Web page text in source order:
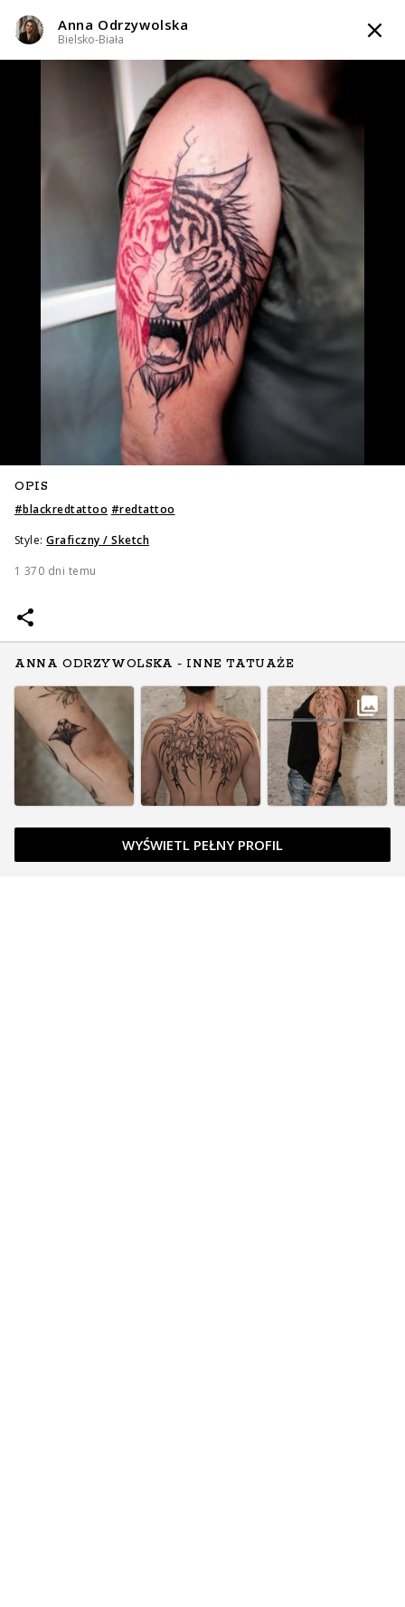
TATTOOARTIST
Anna Odrzywolska
Bielsko-Biała
Dotwork / Graficzny / Sketch / Minimalizm
WIADOMOŚĆ
WZORY TATTOO LIFE
Anna Odrzywolska
Bielsko-Biała
OPIS
#blackredtattoo #redtattoo
Style: Graficzny / Sketch
1 370 dni temu
ANNA ODRZYWOLSKA - INNE TATUAŻE
WYŚWIETL PEŁNY PROFIL